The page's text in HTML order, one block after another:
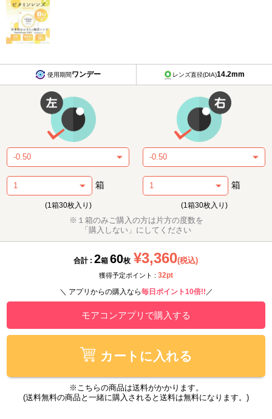
使用期間ワンデー レンズ直径(DIA)14.2mm
箱
(1箱30枚入り)
箱
(1箱30枚入り)
※１箱のみご購入の方は片方の度数を
「購入しない」にしてください
合計 : 2箱 60枚 ¥3,360(税込)
獲得予定ポイント : 32pt
＼ アプリからの購入なら毎日ポイント10倍!! ／
モアコンアプリで購入する
カートに入れる
※こちらの商品は送料がかかります。
(送料無料の商品と一緒に購入されると送料は無料になります。)